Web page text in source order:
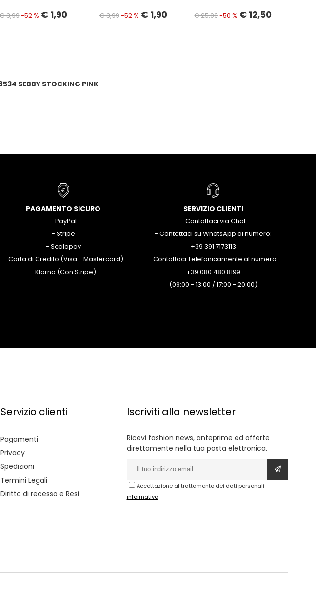
3,99-52 % € 1,90 € 3,99-52 % € 1,90 € 25,00-50 % € 12,50
SEBBY STOCKING PINK
PAGAMENTO SICURO
- PayPal
- Stripe
- Scalapay
- Carta di Credito (Visa - Mastercard)
- Klarna (Con Stripe)
SERVIZIO CLIENTI
- Contattaci via Chat
- Contattaci su WhatsApp al numero:
+39 391 7173113
- Contattaci Telefonicamente al numero:
+39 080 480 8199
(09:00 - 13:00 / 17:00 - 20.00)
Servizio clienti
Pagamenti
Privacy
Spedizioni
Termini Legali
Diritto di recesso e Resi
Iscriviti alla newsletter
Ricevi fashion news, anteprime ed offerte
direttamente nella tua posta elettronica.
Accettazione al trattamento dei dati personali -
informativa